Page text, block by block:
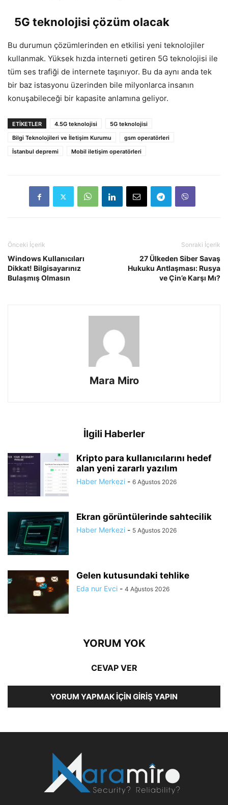
5G teknolojisi çözüm olacak
Bu durumun çözümlerinden en etkilisi yeni teknolojiler
kullanmak. Yüksek hızda interneti getiren 5G teknolojisi ile
tüm ses trafiği de internete taşınıyor. Bu da aynı anda tek
bir baz istasyonu üzerinden bile milyonlarca insanın
konuşabileceği bir kapasite anlamına geliyor.
ETIKETLER 4.5G teknolojisi
5G teknolojisi
Bilgi Teknolojileri ve İletişim Kurumu
gsm operatörleri
İstanbul depremi
Mobil iletişim operatörleri
Önceki İçerik
Windows Kullanıcıları
Dikkat! Bilgisayarınız
Bulaşmış Olmasın
Sonraki İçerik
27 Ülkeden Siber Savaş
Hukuku Antlaşması: Rusya
ve Çin’e Karşı Mı?
Mara Miro
İlgili Haberler
Kripto para kullanıcılarını hedef
alan yeni zararlı yazılım
Haber Merkezi - 6 Ağustos 2026
Ekran görüntülerinde sahtecilik
Haber Merkezi - 5 Ağustos 2026
Gelen kutusundaki tehlike
Eda nur Evci - 4 Ağustos 2026
YORUM YOK
CEVAP VER
YORUM YAPMAK İÇIN GIRIŞ YAPIN